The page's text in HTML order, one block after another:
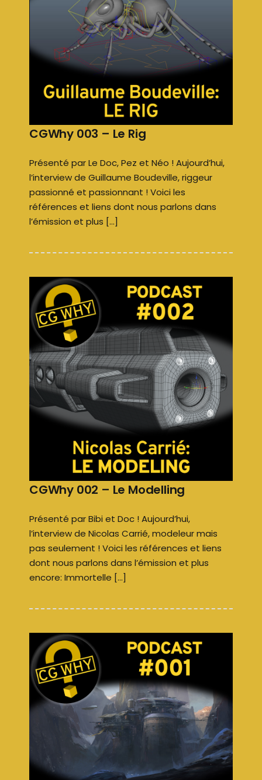
CGWhy 003 – Le Rig
Présenté par Le Doc, Pez et Néo ! Aujourd’hui,
l’interview de Guillaume Boudeville, riggeur
passionné et passionnant ! Voici les
références et liens dont nous parlons dans
l’émission et plus […]
CGWhy 002 – Le Modelling
Présenté par Bibi et Doc ! Aujourd’hui,
l’interview de Nicolas Carrié, modeleur mais
pas seulement ! Voici les références et liens
dont nous parlons dans l’émission et plus
encore: Immortelle […]